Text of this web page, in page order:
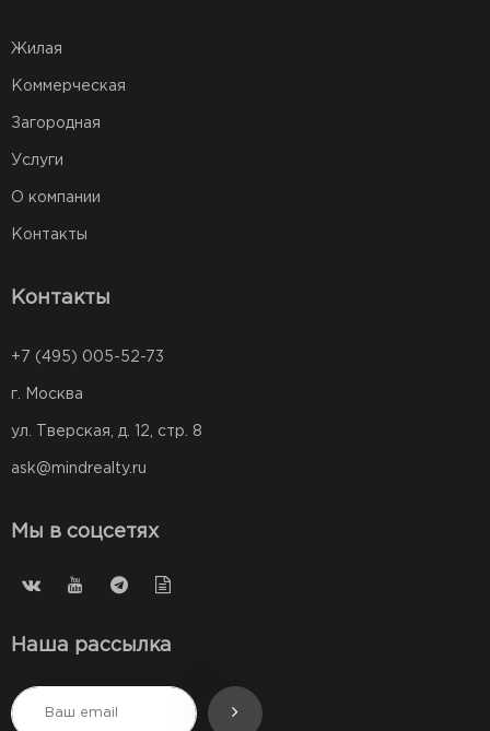
Жилая
Коммерческая
Загородная
Услуги
О компании
Контакты
Контакты
+7 (495) 005-52-73
г. Москва
ул. Тверская, д. 12, стр. 8
ask@mindrealty.ru
Мы в соцсетях
Наша рассылка